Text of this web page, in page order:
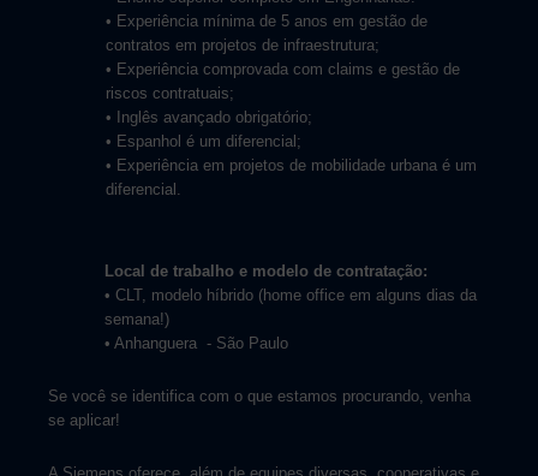
• Experiência mínima de 5 anos em gestão de
contratos em projetos de infraestrutura;
• Experiência comprovada com claims e gestão de
riscos contratuais;
• Inglês avançado obrigatório;
• Espanhol é um diferencial;
• Experiência em projetos de mobilidade urbana é um
diferencial.
Local de trabalho e modelo de contratação:
• CLT, modelo híbrido (home office em alguns dias da
semana!)
• Anhanguera - São Paulo
Se você se identifica com o que estamos procurando, venha
se aplicar!